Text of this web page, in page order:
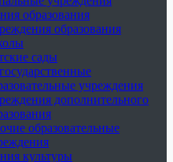
образования
образования
сады
учреждения
дополнительного
образовательные
культуры